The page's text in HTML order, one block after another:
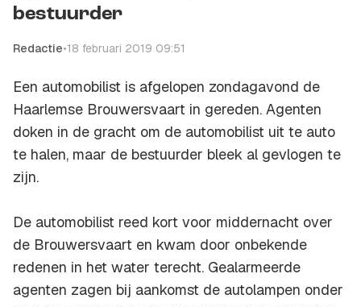
bestuurder
Redactie•18 februari 2019 09:51
Een automobilist is afgelopen zondagavond de
Haarlemse Brouwersvaart in gereden. Agenten
doken in de gracht om de automobilist uit te auto
te halen, maar de bestuurder bleek al gevlogen te
zijn.
De automobilist reed kort voor middernacht over
de Brouwersvaart en kwam door onbekende
redenen in het water terecht. Gealarmeerde
agenten zagen bij aankomst de autolampen onder